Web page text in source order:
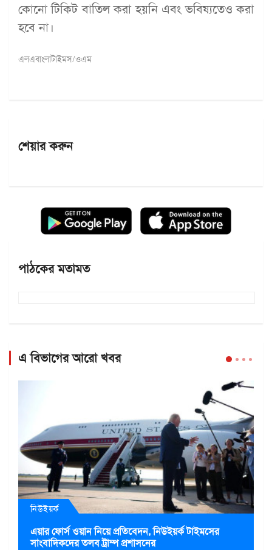
কোনো টিকিট বাতিল করা হয়নি এবং ভবিষ্যতেও করা
হবে না।
এলএবাংলাটাইমস/ওএম
শেয়ার করুন
পাঠকের মতামত
এ বিভাগের আরো খবর
নিউইয়র্ক
এয়ার ফোর্স ওয়ান নিয়ে প্রতিবেদন, নিউইয়র্ক টাইমসের
সাংবাদিকদের তলব ট্রাম্প প্রশাসনের